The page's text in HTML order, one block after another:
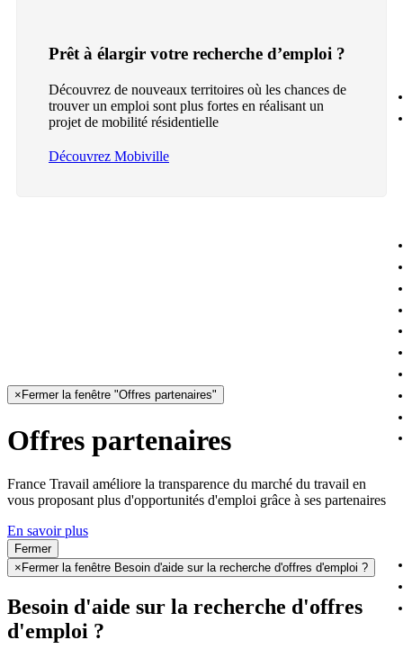
Prêt à élargir votre recherche d’emploi ?
Découvrez de nouveaux territoires où les chances de
trouver un emploi sont plus fortes en réalisant un
projet de mobilité résidentielle
Découvrez Mobiville
× Fermer la fenêtre "Offres partenaires"
Offres partenaires
France Travail améliore la transparence du marché du travail en
vous proposant plus d'opportunités d'emploi grâce à ses partenaires
En savoir plus
Fermer
× Fermer la fenêtre Besoin d'aide sur la recherche d'offres d'emploi ?
Besoin d'aide sur la recherche d'offres
d'emploi ?